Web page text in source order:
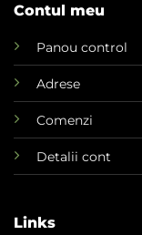
Contul meu
Panou control
Adrese
Comenzi
Detalii cont
Links